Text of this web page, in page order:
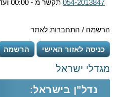
054-2013847 תקשר מ - 00:00 ועד - 00:00
הרשמה / התחברות לאתר
כניסה לאזור האישי הרשמה
מגדלי ישראל
נדל"ן בישראל: